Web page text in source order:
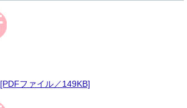
ファイル／149KB]